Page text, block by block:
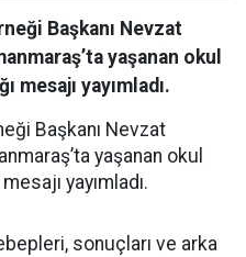
Başkanı Nevzat
yaşanan okul
mesajı yayımladı.
Başkanı Nevzat
yaşanan okul
yayımladı.
sonuçları ve arka